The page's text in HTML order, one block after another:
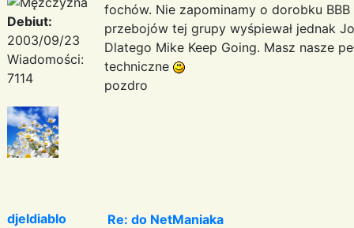
Debiut:
2003/09/23
Wiadomości:
7114
fochów. Nie zapominamy o dorobku
przebojów tej grupy wyśpiewał jednak
Dlatego Mike Keep Going. Masz nasze
techniczne
pozdro
djeldiablo
Re: do NetManiaka